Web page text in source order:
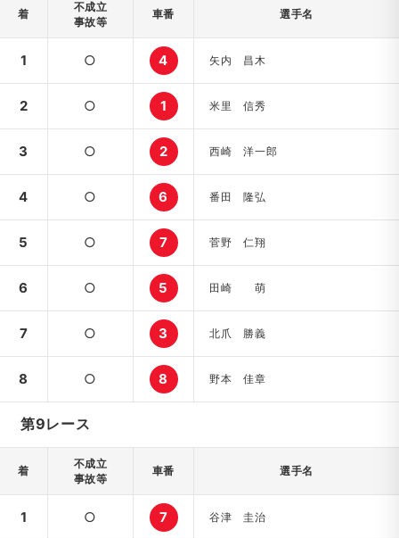
着
不成立
事故等
車番 選手名
1 ○ 4 矢内 昌木
2 ○ 1 米里 信秀
3 ○ 2 西崎 洋一郎
4 ○ 6 番田 隆弘
5 ○ 7 菅野 仁翔
6 ○ 5 田崎 萌
7 ○ 3 北爪 勝義
8 ○ 8 野本 佳章
第9レース
着
不成立
事故等
車番 選手名
1 ○ 7 谷津 圭治